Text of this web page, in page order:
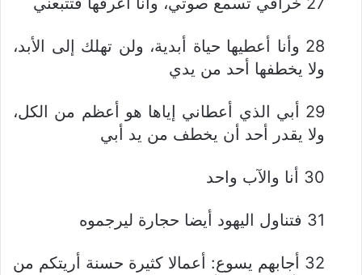
28 وأنا أعطيها حياة أبدية، ولن تهلك إلى الأبد،
ولا يخطفها أحد من يدي
29 أبي الذي أعطاني إياها هو أعظم من الكل،
ولا يقدر أحد أن يخطف من يد أبي
30 أنا والآب واحد
31 فتناول اليهود أيضا حجارة ليرجموه
32 أجابهم يسوع: أعمالا كثيرة حسنة أريتكم من